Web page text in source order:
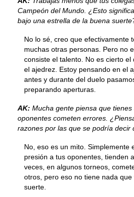
Campeón del Mundo. ¿Esto
bajo una estrella de la buena
No lo sé, creo que efectivamente
muchas otras personas. Pero no
consiste el talento. No es cierto
el ajedrez. Estoy pensando en el
antes y durante del duelo
preparando aperturas.
AK: Mucha gente piensa que
oponentes cometen errores.
razones por las que se podría decir
No, eso es un mito. Simplemente
presión a tus oponentes, tienden
veces, en algunos torneos,
otros, pero eso no tiene nada
suerte.